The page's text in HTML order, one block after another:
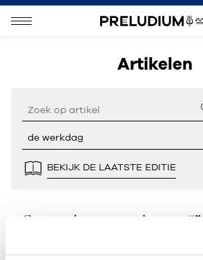
Artikelen
BEKIJK DE LAATSTE EDITIE
Geen resultaten gevonden voor “”.